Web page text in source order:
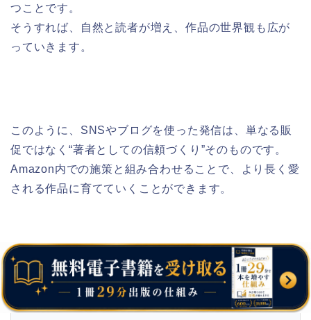
つことです。
そうすれば、自然と読者が増え、作品の世界観も広が
っていきます。
このように、SNSやブログを使った発信は、単なる販
促ではなく“著者としての信頼づくり”そのものです。
Amazon内での施策と組み合わせることで、より長く愛
される作品に育てていくことができます。
Kindle出版をもっと楽にしたい方へ